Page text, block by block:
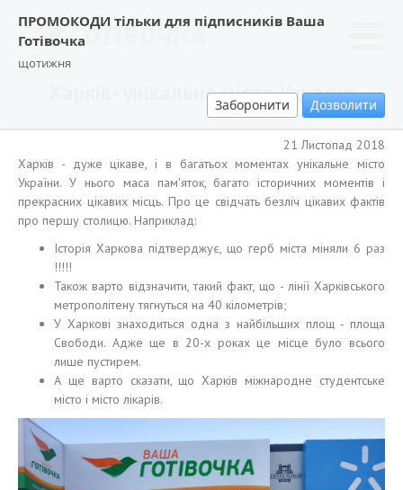
ПРОМОКОДИ тільки для підписників Ваша
Готівочка
щотижня
Заборонити Дозволити
Харків- унікальне місто України
21 Листопад 2018
Харків - дуже цікаве, і в багатьох моментах унікальне місто
України. У нього маса пам'яток, багато історичних моментів і
прекрасних цікавих місць. Про це свідчать безліч цікавих фактів
про першу столицю. Наприклад:
Історія Харкова підтверджує, що герб міста міняли 6 раз
!!!!!
Також варто відзначити, такий факт, що - лінії Харківського
метрополітену тягнуться на 40 кілометрів;
У Харкові знаходиться одна з найбільших площ - площа
Свободи. Адже ще в 20-х роках це місце було всього
лише пустирем.
А ще варто сказати, що Харків міжнародне студентське
місто і місто лікарів.